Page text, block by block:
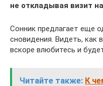
не откладывая визит
Сонник предлагает еще
сновидения. Видеть, как
вскоре влюбитесь и
Читайте также: К